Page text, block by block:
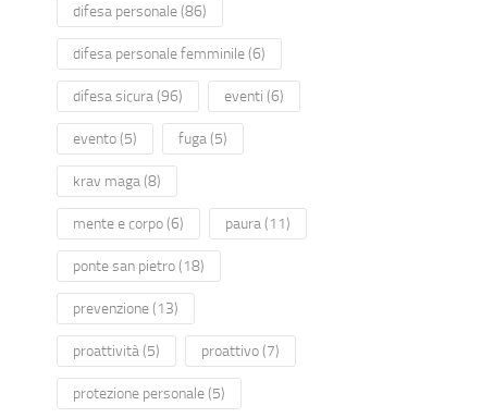
difesa personale(86)
difesa personale femminile(6)
difesa sicura (96) eventi (6)
evento(5) fuga (5)
krav maga (8)
mente e corpo(6) paura (11)
ponte san pietro(18)
prevenzione(13)
proattività (5) proattivo(7)
protezione personale(5)